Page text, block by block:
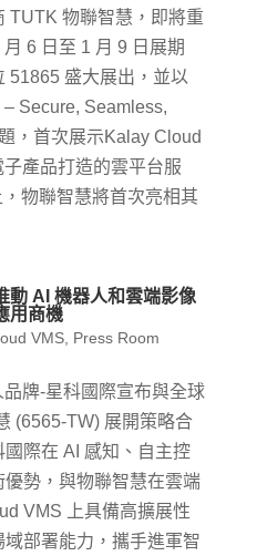
TUTK 物聯智慧，即將重
6 日至 1 月 9 日展期
51865 盛大展出，並以
– Secure, Seamless,
，首次展示Kalay Cloud
產品打造的雲平台服
物聯智慧將首次亮相其
動 AI 機器人和雲端影像
用商機
VMS, Press Room
牌-星科國際宣布與全球
(6565-TW) 展開策略合
際在 AI 感知、自主控
勢，與物聯智慧在雲端
VMS 上具備高擴展性
部署能力，攜手進軍智